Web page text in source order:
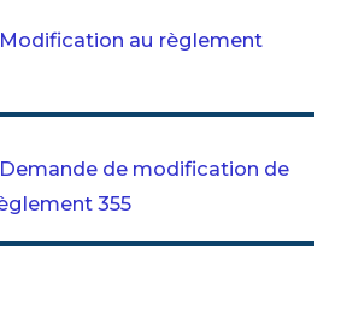
Modification au règlement
de modification de
355